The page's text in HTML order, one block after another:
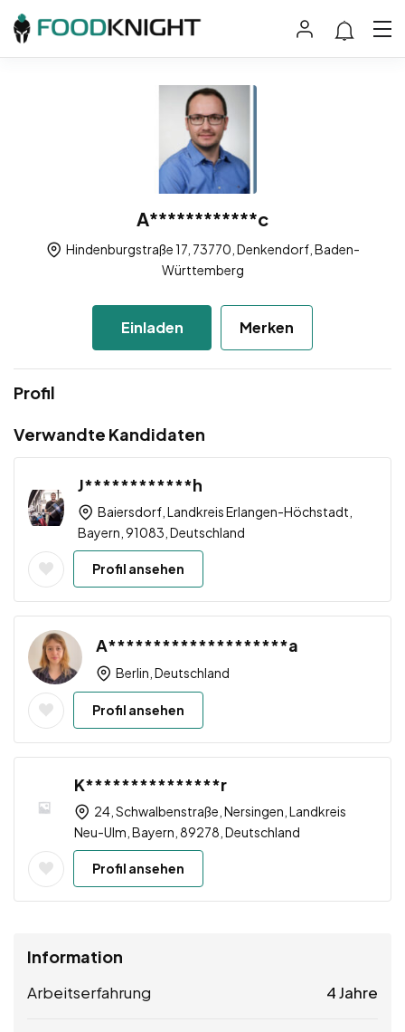
A************c
Hindenburgstraße 17, 73770, Denkendorf, Baden-
Württemberg
Einladen Merken
Profil
Verwandte Kandidaten
J************h
Baiersdorf, Landkreis Erlangen-Höchstadt,
Bayern, 91083, Deutschland
Profil ansehen
A********************a
Berlin, Deutschland
Profil ansehen
K***************r
24, Schwalbenstraße, Nersingen, Landkreis
Neu-Ulm, Bayern, 89278, Deutschland
Profil ansehen
Information
Arbeitserfahrung 4 Jahre